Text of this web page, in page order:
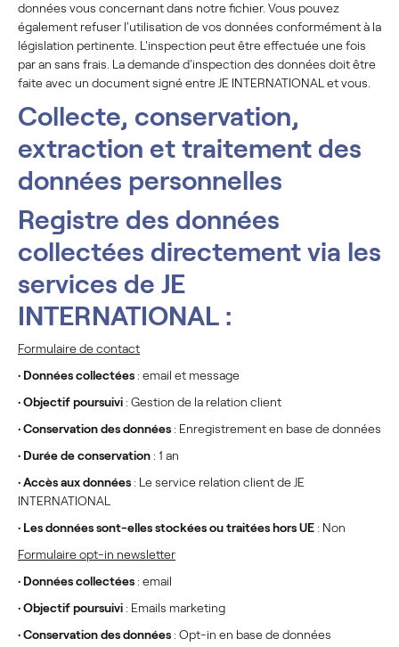
données vous concernant dans notre fichier. Vous pouvez
également refuser l'utilisation de vos données conformément à la
législation pertinente. L'inspection peut être effectuée une fois
par an sans frais. La demande d'inspection des données doit être
faite avec un document signé entre JE INTERNATIONAL et vous.
Collecte, conservation,
extraction et traitement des
données personnelles
Registre des données
collectées directement via les
services de JE
INTERNATIONAL :
Formulaire de contact
• Données collectées : email et message
•Objectif poursuivi : Gestion de la relation client
•Conservation des données : Enregistrement en base de données
• Durée de conservation : 1 an
•Accès aux données : Le service relation client de JE
INTERNATIONAL
• Les données sont-elles stockées ou traitées hors UE : Non
Formulaire opt-in newsletter
• Données collectées : email
•Objectif poursuivi : Emails marketing
•Conservation des données : Opt-in en base de données